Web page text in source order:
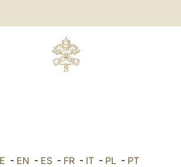
- EN - ES - FR - IT - PL - PT